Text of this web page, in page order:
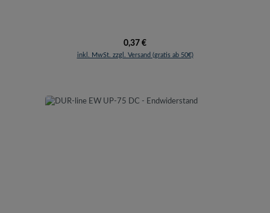
Regulärer Preis:
0,37 €
inkl. MwSt. zzgl. Versand (gratis ab 50€)